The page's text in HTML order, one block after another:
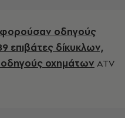
οδηγούς
επιβάτες δίκυκλων,
οδηγούς οχημάτων ATV